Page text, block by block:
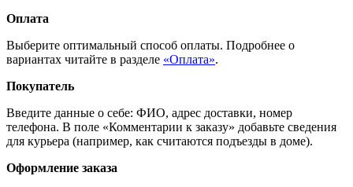
Оплата
Выберите оптимальный способ оплаты. Подробнее о
вариантах читайте в разделе «Оплата».
Покупатель
Введите данные о себе: ФИО, адрес доставки, номер
телефона. В поле «Комментарии к заказу» добавьте сведения
для курьера (например, как считаются подъезды в доме).
Оформление заказа